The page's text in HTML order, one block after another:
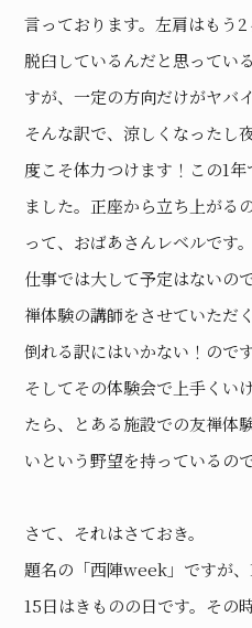
言っております。左肩はもう
脱臼しているんだと思ってい
すが、一定の方向だけがヤバイ
そんな訳で、涼しくなったし
度こそ体力つけます！この1
ました。正座から立ち上がる
って、おばあさんレベルです。
仕事では大して予定はないの
禅体験の講師をさせていただ
倒れる訳にはいかない！ので
そしてその体験会で上手くい
たら、とある施設での友禅体
いという野望を持っているの
さて、それはさておき。
題名の「西陣week」ですが、
15日はきものの日です。その